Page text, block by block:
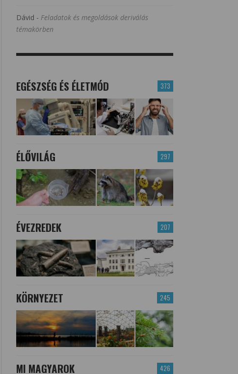
Dávid - Feladatok és megoldások deriválás
témakörben
373
EGÉSZSÉG ÉS ÉLETMÓD
297
ÉLŐVILÁG
207
ÉVEZREDEK
245
KÖRNYEZET
426
MI MAGYAROK